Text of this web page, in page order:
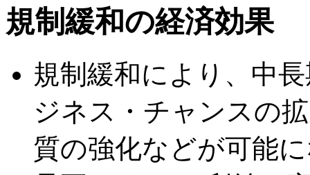
規制緩和の経済効果
規制緩和により、中
ジネス・チャンスの
質の強化などが可能